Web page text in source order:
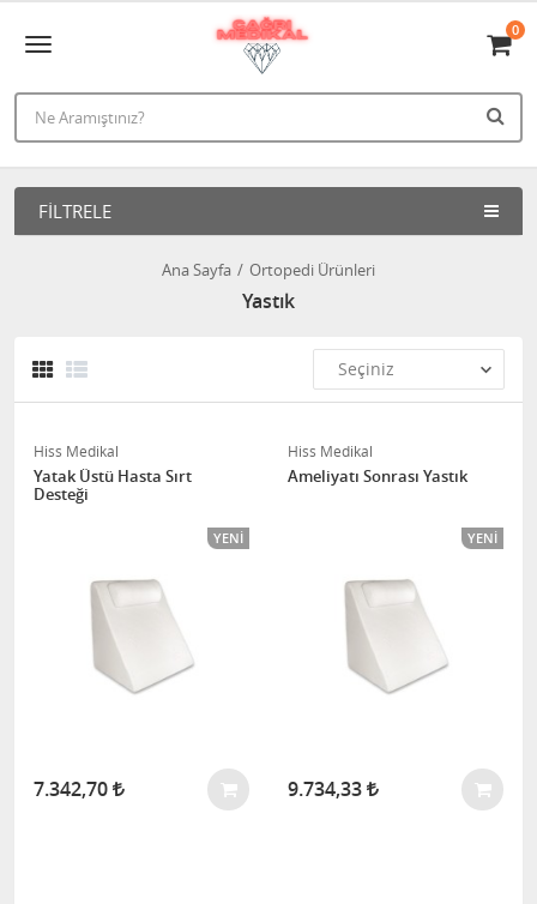
0
FILTRELE
Ana Sayfa Ortopedi Ürünleri
Yastık
Hiss Medikal
Yatak Üstü Hasta Sırt
Desteği
YENI
7.342,70
Hiss Medikal
Ameliyatı Sonrası Yastık
YENI
9.734,33